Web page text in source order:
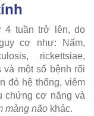
4 tuần trở lên, do
cơ như: Nấm,
rickettsiae,
và một số bệnh rối
đỏ hệ thống, viêm
chứng cơ năng và
màng não khác.